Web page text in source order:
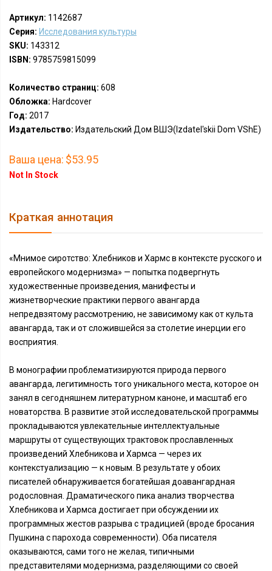
Артикул: 1142687
Серия: Исследования культуры
SKU: 143312
ISBN: 9785759815099
Количество страниц: 608
Обложка: Hardcover
Год: 2017
Издательство: Издательский Дом ВШЭ(Izdatel'skii Dom VShE)
Ваша цена: $53.95
Not In Stock
Краткая аннотация
«Мнимое сиротство: Хлебников и Хармс в контексте русского и
европейского модернизма» — попытка подвергнуть
художественные произведения, манифесты и
жизнетворческие практики первого авангарда
непредвзятому рассмотрению, не зависимому как от культа
авангарда, так и от сложившейся за столетие инерции его
восприятия.
В монографии проблематизируются природа первого
авангарда, легитимность того уникального места, которое он
занял в сегодняшнем литературном каноне, и масштаб его
новаторства. В развитие этой исследовательской программы
прокладываются увлекательные интеллектуальные
маршруты от существующих трактовок прославленных
произведений Хлебникова и Хармса — через их
контекстуализацию — к новым. В результате у обоих
писателей обнаруживается богатейшая доавангардная
родословная. Драматического пика анализ творчества
Хлебникова и Хармса достигает при обсуждении их
программных жестов разрыва с традицией (вроде бросания
Пушкина с парохода современности). Оба писателя
оказываются, сами того не желая, типичными
представителями модернизма, разделяющими со своей